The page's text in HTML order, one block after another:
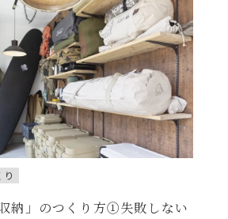
り
納」のつくり方①失敗しない